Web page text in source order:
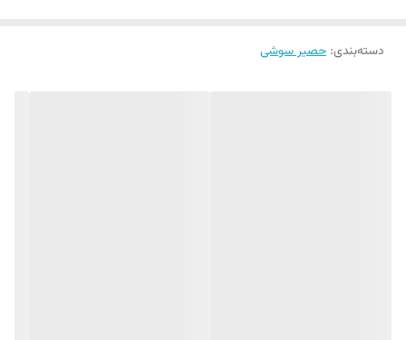
دسته‌بندی: حصیر سوشی